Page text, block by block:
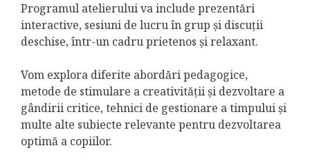
Programul atelierului va include prezentări
interactive, sesiuni de lucru în grup și discuții
deschise, într-un cadru prietenos și relaxant.
Vom explora diferite abordări pedagogice,
metode de stimulare a creativității și dezvoltare a
gândirii critice, tehnici de gestionare a timpului și
multe alte subiecte relevante pentru dezvoltarea
optimă a copiilor.